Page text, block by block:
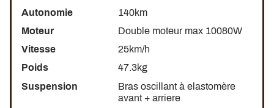
Autonomie
140km
Moteur
Double moteur max 10080W
Vitesse
25km/h
Poids
47.3kg
Suspension
Bras oscillant à elastomère
avant + arriere